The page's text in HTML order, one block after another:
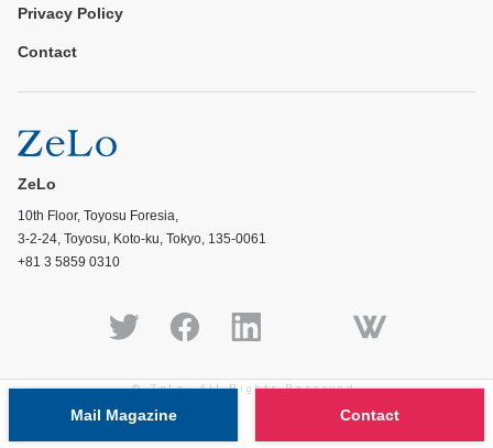
Privacy Policy
Contact
ZeLo
10th Floor, Toyosu Foresia,
3-2-24, Toyosu, Koto-ku, Tokyo, 135-0061
+81 3 5859 0310
© ZeLo, All Rights Reserved.
Mail Magazine
Contact